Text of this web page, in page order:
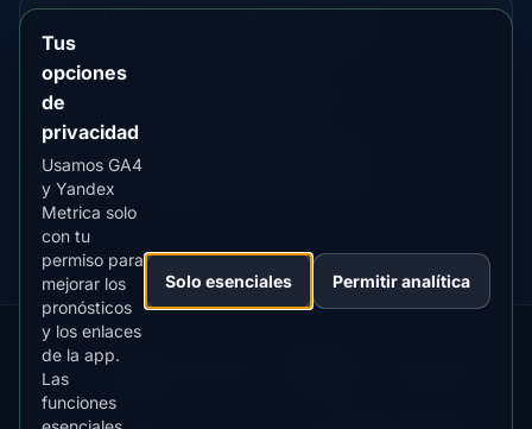
guía
Contenido
guía
📖 Guía
Contenido
de
guía
⭐ Premium
Destino
premium
Comparar con Fairbanks
Our
Apps:
Snow
Tus
opciones
de
privacidad
Usamos GA4
y Yandex
Metrica solo
con tu
permiso para
mejorar los
pronósticos
y los enlaces
de la app.
Las
funciones
Solo esenciales Permitir analítica